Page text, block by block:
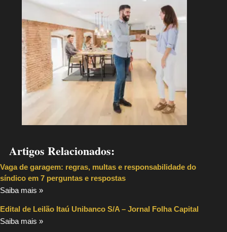
Artigos Relacionados:
Vaga de garagem: regras, multas e responsabilidade do
síndico em 7 perguntas e respostas
Saiba mais »
Edital de Leilão Itaú Unibanco S/A – Jornal Folha Capital
Saiba mais »